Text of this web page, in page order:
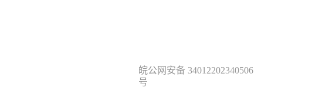
皖公网安备 34012202340506
号